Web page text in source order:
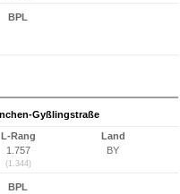
BPL
Gyßlingstraße
L-Rang
1.757
(1.344)
Land
BY
BPL